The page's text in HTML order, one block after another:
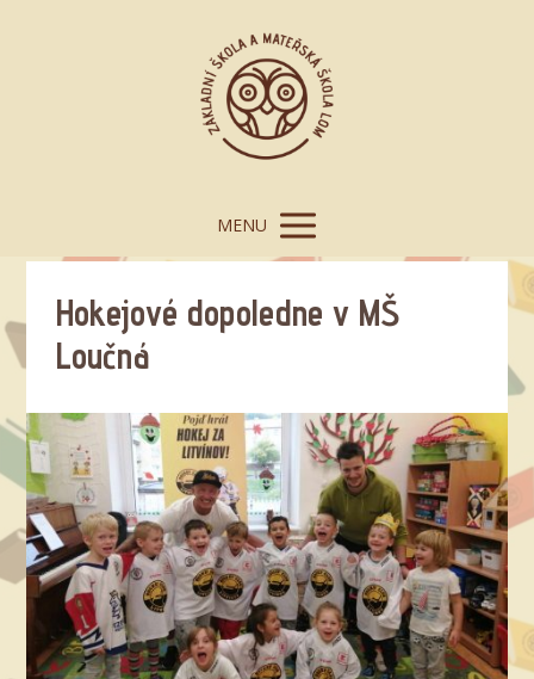
MENU
Hokejové dopoledne v MŠ
Loučná